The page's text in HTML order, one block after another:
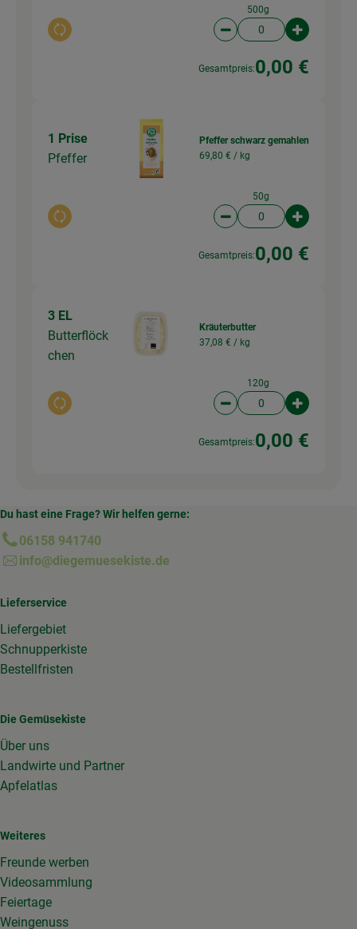
Auswahl ändern
500g
Artikelanzahl
Gesamtpreis:0,00 €
1 Prise
Pfeffer
Auswahl ändern
Pfeffer schwarz gemahlen
69,80 € / kg
50g
Artikelanzahl
Gesamtpreis:0,00 €
3 EL
Butterflöck
chen
Auswahl ändern
Kräuterbutter
37,08 € / kg
120g
Artikelanzahl
Gesamtpreis:0,00 €
Du hast eine Frage? Wir helfen gerne:
06158 941740
info@diegemuesekiste.de
Lieferservice
Liefergebiet
Schnupperkiste
Bestellfristen
Die Gemüsekiste
Über uns
Landwirte und Partner
Apfelatlas
Weiteres
Freunde werben
Videosammlung
Feiertage
Weingenuss